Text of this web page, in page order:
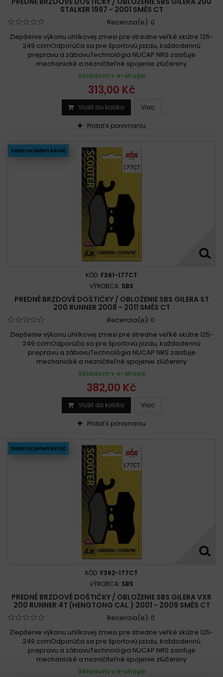
STALKER 1997 - 2001 SMĚS CT
Recenzia(e): 0
Zlepšenie výkonu uhlíkovej zmesi pre stredne veľké skútre 125-
249 ccmOdporúča sa pre športovú jazdu, každodennú
prepravu a zábavuTechnológia NUCAP NRS zaisťuje
mechanické a nezničiteľné spojenie zlúčeniny
Skladom v e-shope
313,00 Kč
Vložiť do košíka Viac
Pridať k porovnaniu
Sada na jeden kotúč
KÓD: F361-177CT
VÝROBCA: SBS
PREDNÉ BRZDOVÉ DOŠTIČKY / OBLOŽENIE SBS GILERA ST
200 RUNNER 2008 - 2011 SMĚS CT
Recenzia(e): 0
Zlepšenie výkonu uhlíkovej zmesi pre stredne veľké skútre 125-
249 ccmOdporúča sa pre športovú jazdu, každodennú
prepravu a zábavuTechnológia NUCAP NRS zaisťuje
mechanické a nezničiteľné spojenie zlúčeniny
Skladom v e-shope
382,00 Kč
Vložiť do košíka Viac
Pridať k porovnaniu
Sada na jeden kotúč
KÓD: F362-177CT
VÝROBCA: SBS
PREDNÉ BRZDOVÉ DOŠTIČKY / OBLOŽENIE SBS GILERA VXR
200 RUNNER 4T (HENGTONG CAL.) 2001 - 2009 SMĚS CT
Recenzia(e): 0
Zlepšenie výkonu uhlíkovej zmesi pre stredne veľké skútre 125-
249 ccmOdporúča sa pre športovú jazdu, každodennú
prepravu a zábavuTechnológia NUCAP NRS zaisťuje
mechanické a nezničiteľné spojenie zlúčeniny
Skladom v e-shope